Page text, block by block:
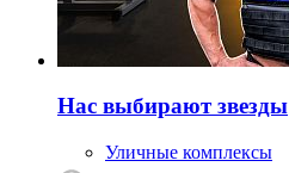
Нас выбирают звезды
Уличные комплексы